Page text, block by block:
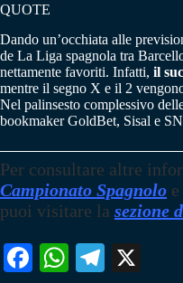
QUOTE
Dando un’occhiata alle
de La Liga spagnola tra
nettamente favoriti. Infatti, il
mentre il segno X e il 2
Nel palinsesto complessivo
bookmaker GoldBet, Sisal e
Per consultare altre
Campionato Spagnolo
puoi visitare la sezione
Fa W
Te